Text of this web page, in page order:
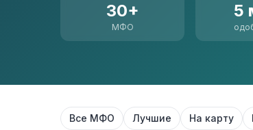
30+
МФО
5
Все МФО Лучшие На карту